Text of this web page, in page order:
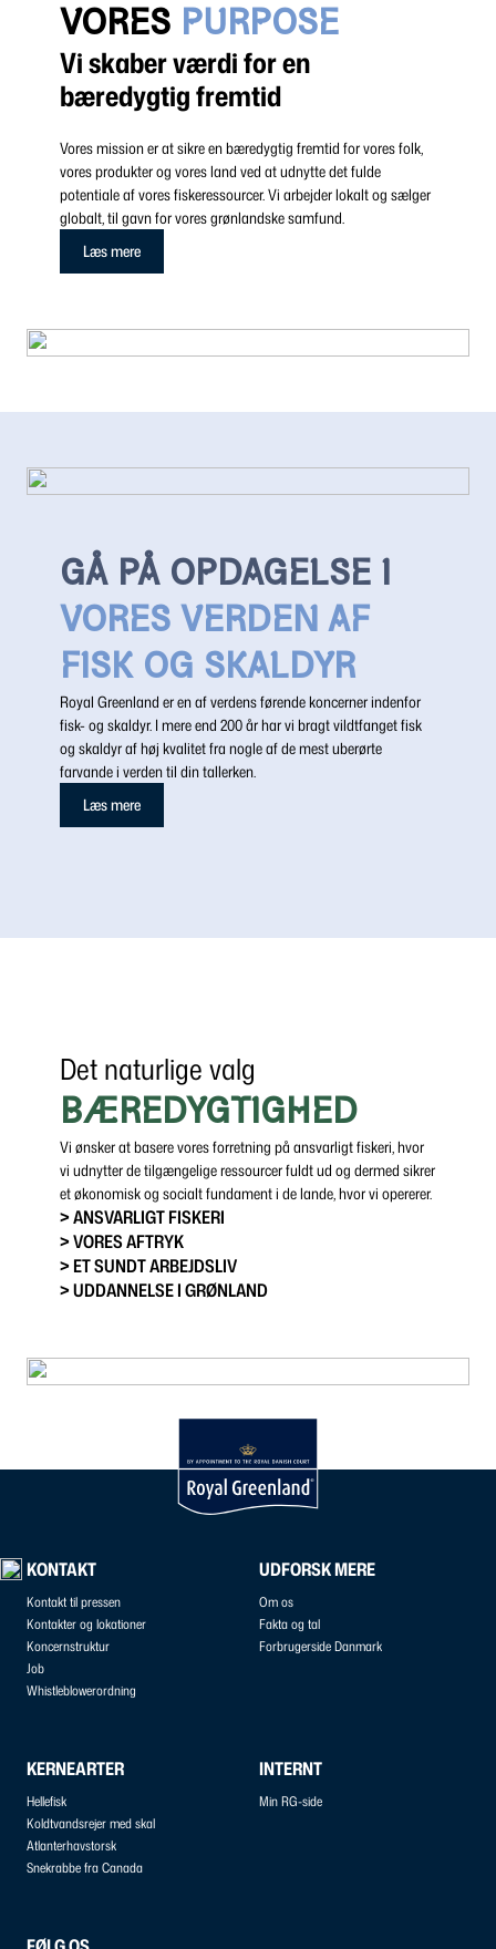
VORES PURPOSE
Vi skaber værdi for en
bæredygtig fremtid
Vores mission er at sikre en bæredygtig fremtid for vores folk,
vores produkter og vores land ved at udnytte det fulde
potentiale af vores fiskeressourcer. Vi arbejder lokalt og sælger
globalt, til gavn for vores grønlandske samfund.
Læs mere
GÅ PÅ OPDAGELSE I
VORES VERDEN AF
FISK OG SKALDYR
Royal Greenland er en af verdens førende koncerner indenfor
fisk- og skaldyr. I mere end 200 år har vi bragt vildtfanget fisk
og skaldyr af høj kvalitet fra nogle af de mest uberørte
farvande i verden til din tallerken.
Læs mere
Det naturlige valg
BÆREDYGTIGHED
Vi ønsker at basere vores forretning på ansvarligt fiskeri, hvor
vi udnytter de tilgængelige ressourcer fuldt ud og dermed sikrer
et økonomisk og socialt fundament i de lande, hvor vi opererer.
> ANSVARLIGT FISKERI
> VORES AFTRYK
> ET SUNDT ARBEJDSLIV
> UDDANNELSE I GRØNLAND
KONTAKT
Kontakt til pressen
Kontakter og lokationer
Koncernstruktur
Job
Whistleblowerordning
UDFORSK MERE
Om os
Fakta og tal
Forbrugerside Danmark
KERNEARTER
Hellefisk
Koldtvandsrejer med skal
Atlanterhavstorsk
Snekrabbe fra Canada
INTERNT
Min RG-side